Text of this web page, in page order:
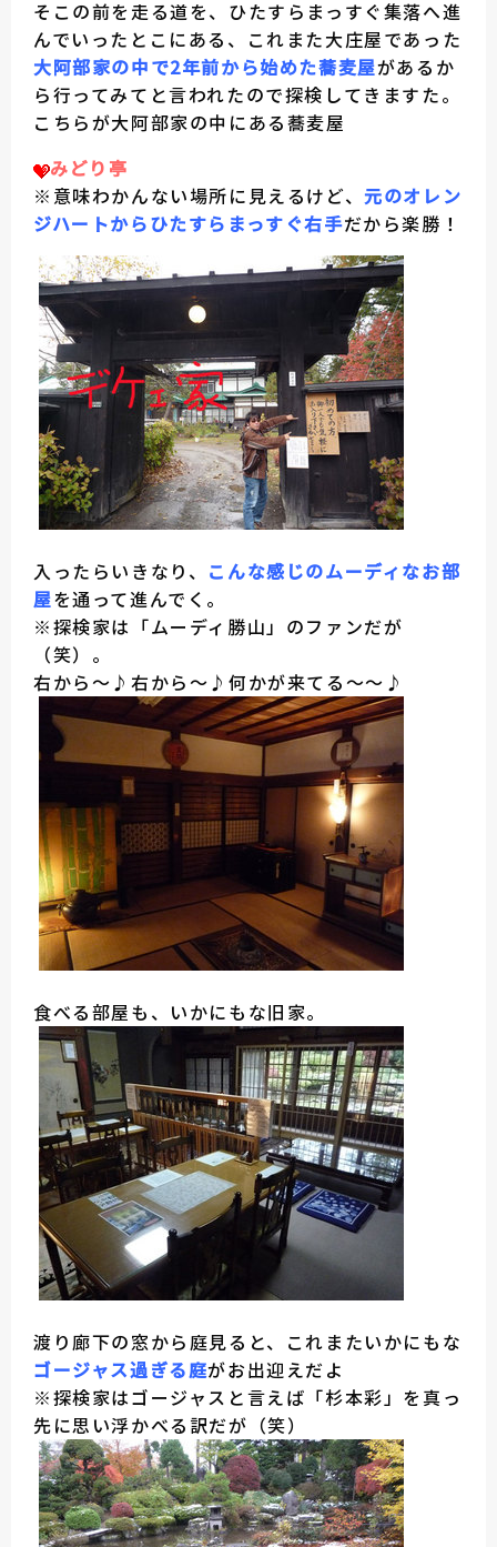
そこの前を走る道を、ひたすらまっすぐ集落へ進
んでいったとこにある、これまた大庄屋であった
大阿部家の中で2年前から始めた蕎麦屋があるか
ら行ってみてと言われたので探検してきますた。
こちらが大阿部家の中にある蕎麦屋
みどり亭
※意味わかんない場所に見えるけど、元のオレン
ジハートからひたすらまっすぐ右手だから楽勝！
入ったらいきなり、 こんな感じのムーディなお部
屋を通って進んでく。
※探検家は「ムーディ勝山」のファンだが
（笑）。
右から～♪右から～♪何かが来てる～～♪
食べる部屋も、いかにもな旧家。
渡り廊下の窓から庭見ると、これまたいかにもな
ゴージャス過ぎる庭がお出迎えだよ
※探検家はゴージャスと言えば「杉本彩」を真っ
先に思い浮かべる訳だが（笑）